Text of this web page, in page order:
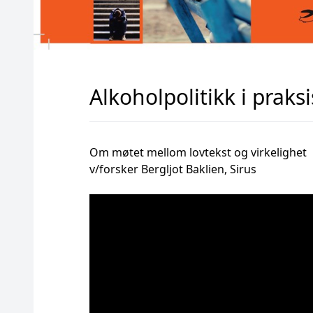
Alkoholpolitikk i
Om møtet mellom lovtekst og virkelighet
v/forsker Bergljot Baklien, Sirus